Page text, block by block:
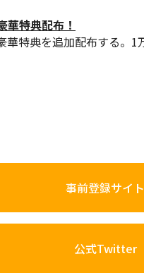
特典配布！
華特典を追加配布する。
事前登録サイト
公式Twitter